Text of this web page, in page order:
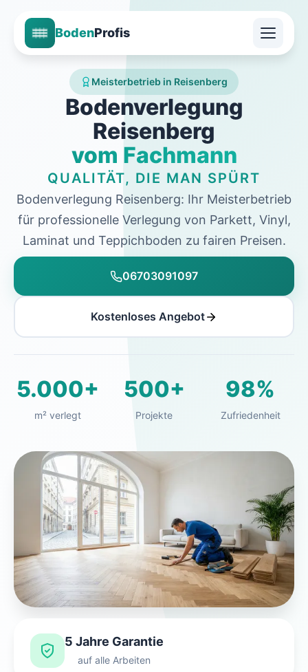
BodenProfis
Meisterbetrieb in Reisenberg
Bodenverlegung
Reisenberg
vom Fachmann
QUALITÄT, DIE MAN SPÜRT
Bodenverlegung Reisenberg: Ihr Meisterbetrieb
für professionelle Verlegung von Parkett, Vinyl,
Laminat und Teppichboden zu fairen Preisen.
06703091097
Kostenloses Angebot
5.000+
m² verlegt
500+
Projekte
98%
Zufriedenheit
5 Jahre Garantie
auf alle Arbeiten